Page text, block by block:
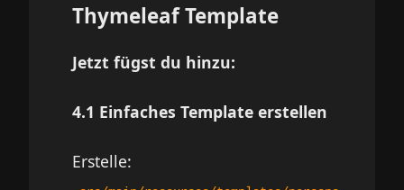
Thymeleaf Template
Jetzt fügst du hinzu:
4.1 Einfaches Template erstellen
Erstelle: